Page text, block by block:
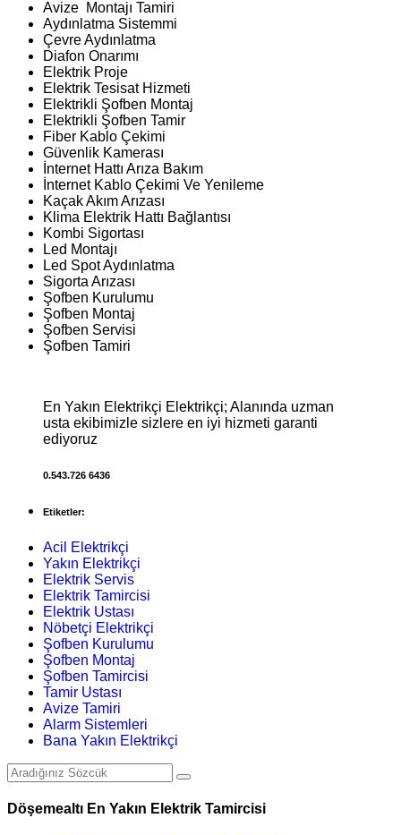
Avize Montajı Tamiri
Aydınlatma Sistemmi
Çevre Aydınlatma
Diafon Onarımı
Elektrik Proje
Elektrik Tesisat Hizmeti
Elektrikli Şofben Montaj
Elektrikli Şofben Tamir
Fiber Kablo Çekimi
Güvenlik Kamerası
İnternet Hattı Arıza Bakım
İnternet Kablo Çekimi Ve Yenileme
Kaçak Akım Arızası
Klima Elektrik Hattı Bağlantısı
Kombi Sigortası
Led Montajı
Led Spot Aydınlatma
Sigorta Arızası
Şofben Kurulumu
Şofben Montaj
Şofben Servisi
Şofben Tamiri
En Yakın Elektrikçi Elektrikçi; Alanında uzman
usta ekibimizle sizlere en iyi hizmeti garanti
ediyoruz
0.543.726 6436
Etiketler:
Acil Elektrikçi
Yakın Elektrikçi
Elektrik Servis
Elektrik Tamircisi
Elektrik Ustası
Nöbetçi Elektrikçi
Şofben Kurulumu
Şofben Montaj
Şofben Tamircisi
Tamir Ustası
Avize Tamiri
Alarm Sistemleri
Bana Yakın Elektrikçi
Döşemealtı En Yakın Elektrik Tamircisi